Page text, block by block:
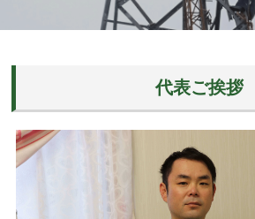
代表ご挨拶